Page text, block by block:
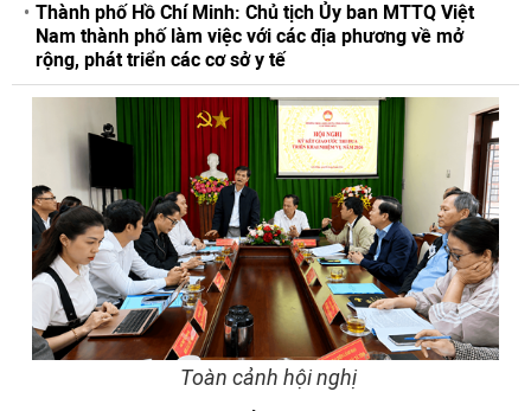
Thành phố Hồ Chí Minh: Chủ tịch Ủy ban MTTQ Việt
Nam thành phố làm việc với các địa phương về mở
rộng, phát triển các cơ sở y tế
Toàn cảnh hội nghị